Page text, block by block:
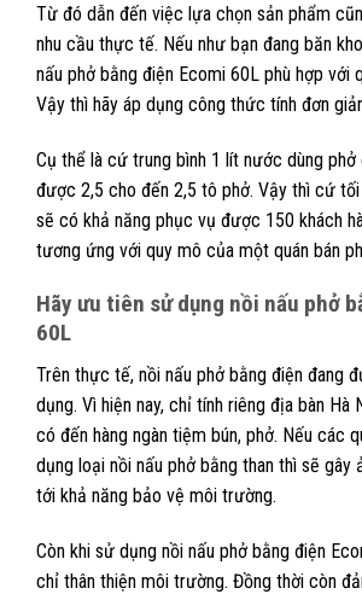
Từ đó dẫn đến việc lựa chọn sản phẩm
nhu cầu thực tế. Nếu như bạn đang băn
nấu phở bằng điện Ecomi 60L phù hợp với
Vậy thì hãy áp dụng công thức tính đơn
Cụ thể là cứ trung bình 1 lít nước dùng
được 2,5 cho đến 2,5 tô phở. Vậy thì cứ
sẽ có khả năng phục vụ được 150 khách
tương ứng với quy mô của một quán bán
Hãy ưu tiên sử dụng nồi nấu phở
60L
Trên thực tế, nồi nấu phở bằng điện đang
dụng. Vì hiện nay, chỉ tính riêng địa bàn Hà
có đến hàng ngàn tiệm bún, phở. Nếu các
dụng loại nồi nấu phở bằng than thì sẽ gây
tới khả năng bảo vệ môi trường.
Còn khi sử dụng nồi nấu phở bằng điện
chỉ thân thiện môi trường. Đồng thời còn